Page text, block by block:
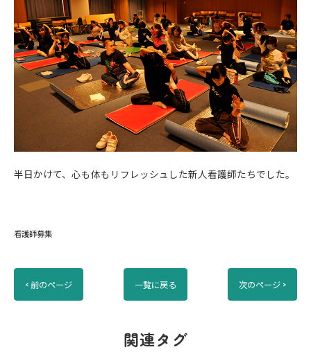
半日かけて、心も体もリフレッシュした新人看護師たちでした。
看護師募集
< 前のページ 一覧に戻る 次のページ >
関連タグ